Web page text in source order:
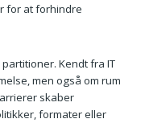
for at forhindre
Kendt fra IT
men også om rum
skaber
formater eller